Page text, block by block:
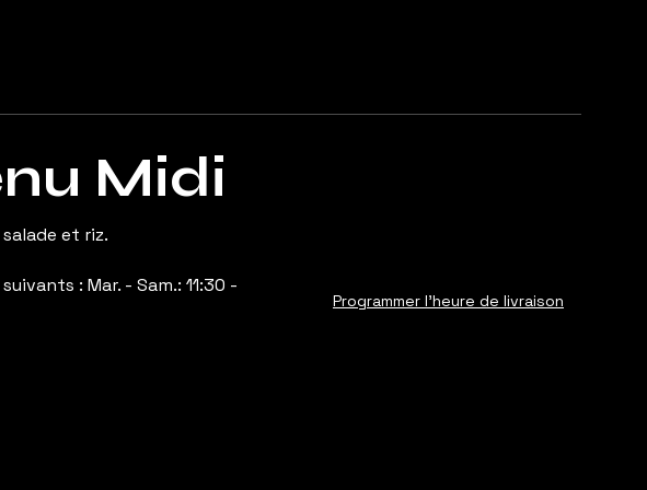
Midi
et riz.
: Mar. - Sam.: 11:30 -
Programmer l'heure de livraison